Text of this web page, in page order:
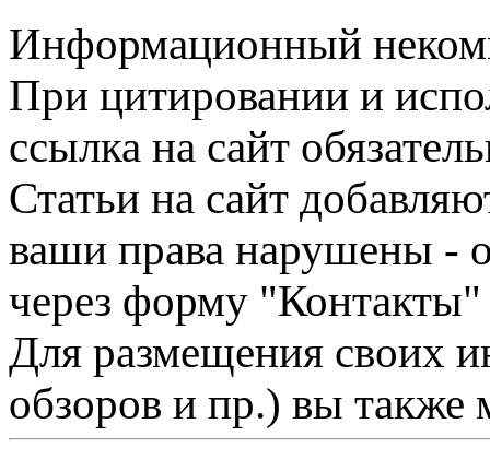
Информационный
При цитировании и
ссылка на сайт
Статьи на сайт
ваши права нарушены -
через форму "Контакты"
Для размещения своих
обзоров и пр.) вы также